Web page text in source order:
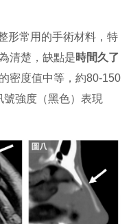
形常用的手術材料，特
清楚，缺點是時間久了
密度值中等，約80-150
強度（黑色）表現